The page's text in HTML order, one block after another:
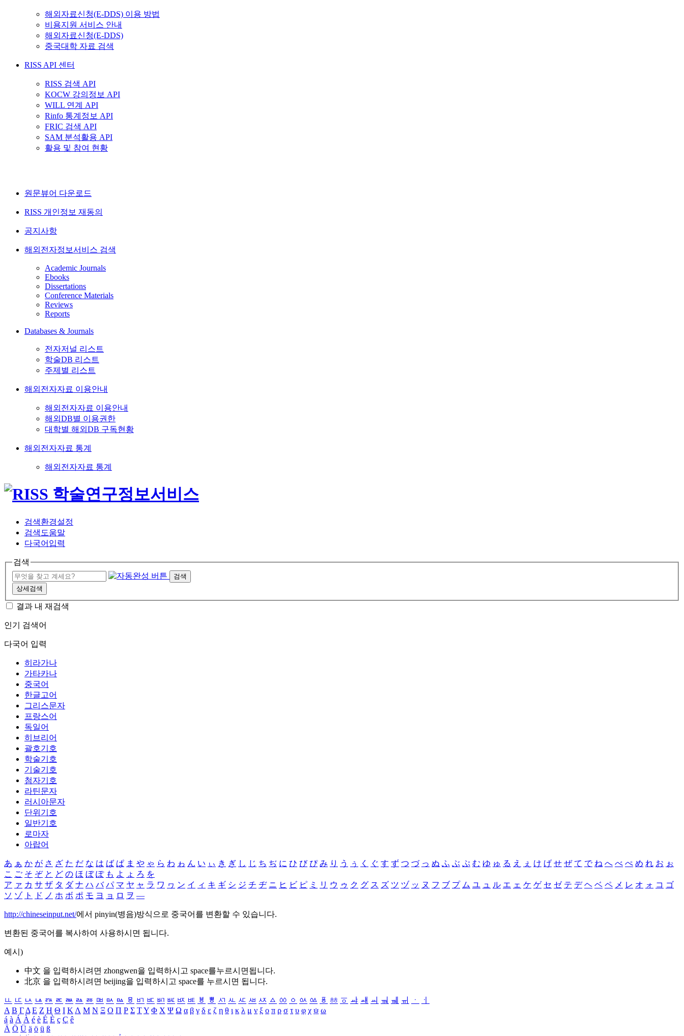
해외자료신청(E-DDS) 이용 방법
비용지원 서비스 안내
해외자료신청(E-DDS)
중국대학 자료 검색
RISS API 센터
RISS 검색 API
KOCW 강의정보 API
WILL 연계 API
Rinfo 통계정보 API
FRIC 검색 API
SAM 분석활용 API
활용 및 참여 현황
원문뷰어 다운로드
RISS 개인정보 재동의
공지사항
해외전자정보서비스 검색
Academic Journals
Ebooks
Dissertations
Conference Materials
Reviews
Reports
Databases & Journals
전자저널 리스트
학술DB 리스트
주제별 리스트
해외전자자료 이용안내
해외전자자료 이용안내
해외DB별 이용권한
대학별 해외DB 구독현황
해외전자자료 통계
해외전자자료 통계
검색환경설정
검색도움말
다국어입력
검색
검색
상세검색
결과 내 재검색
인기 검색어
다국어 입력
히라가나
가타카나
중국어
한글고어
그리스문자
프랑스어
독일어
히브리어
괄호기호
학술기호
기술기호
첨자기호
라틴문자
러시아문자
단위기호
일반기호
로마자
아랍어
あ ぁ か が さ ざ た だ な は ば ぱ ま や ゃ ら わ ゎ ん い ぃ き ぎ し じ ち ぢ に ひ び ぴ み り う ぅ く ぐ す ず つ づ っ ぬ ふ ぶ ぷ む ゆ ゅ る え ぇ け げ せ ぜ て で ね へ べ ぺ め れ お ぉ
こ ご そ ぞ と ど の ほ ぼ ぽ も よ ょ ろ を
ア ァ カ サ ザ タ ダ ナ ハ バ パ マ ヤ ャ ラ ワ ヮ ン イ ィ キ ギ シ ジ チ ヂ ニ ヒ ビ ピ ミ リ ウ ゥ ク グ ス ズ ツ ヅ ッ ヌ フ ブ プ ム ユ ュ ル エ ェ ケ ゲ セ ゼ テ デ ヘ ベ ペ メ レ オ ォ コ ゴ
ソ ゾ ト ド ノ ホ ボ ポ モ ヨ ョ ロ ヲ ―
http://chineseinput.net/에서 pinyin(병음)방식으로 중국어를 변환할 수 있습니다.
변환된 중국어를 복사하여 사용하시면 됩니다.
예시)
中文 을 입력하시려면 zhongwen을 입력하시고 space를누르시면됩니다.
北京 을 입력하시려면 beijing을 입력하시고 space를 누르시면 됩니다.
ㅥ ㅦ ㅧ ㅨ ㅩ ㅪ ㅫ ㅬ ㅭ ㅮ ㅯ ㅰ ㅱ ㅲ ㅳ ㅴ ㅵ ㅶ ㅷ ㅸ ㅹ ㅺ ㅻ ㅼ ㅽ ㅾ ㅿ ㆀ ㆁ ㆂ ㆃ ㆄ ㆅ ㆆ ㆇ ㆈ ㆉ ㆊ ㆋ ㆌ ㆍ
ㆎ
Α Β ΓΔ Ε Ζ Η Θ Ι ΚΛ Μ Ν Ξ Ο Π Ρ Σ ΤΥ Φ Χ Ψ Ω α β γ δ ε ζ η θ ι κ λ μ ν ξ ο π ρ σ τ υ φ χ ψ ω
á à Á À é è É È ç Ç ê
Ä Ö Ü ä ö ü ß